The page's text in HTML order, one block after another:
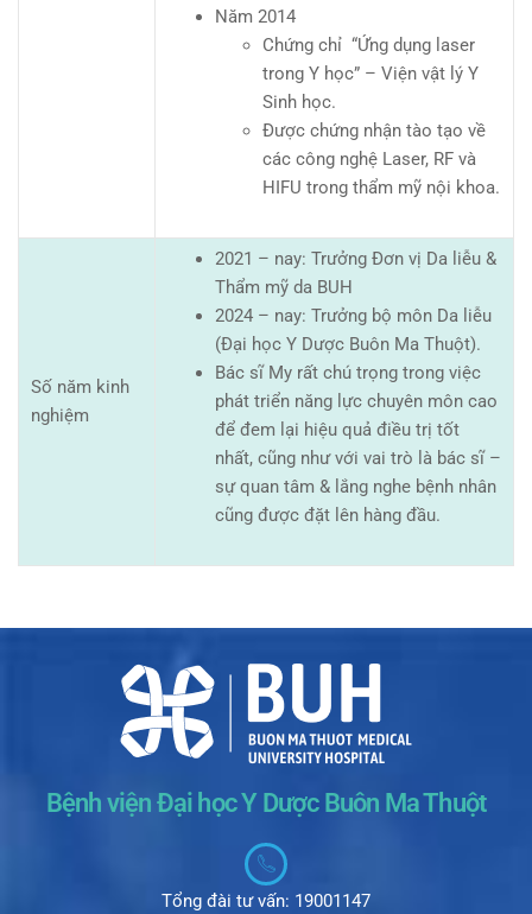
Năm 2014
Chứng chỉ “Ứng dụng laser
trong Y học” – Viện vật lý Y
Sinh học.
Được chứng nhận tào tạo về
các công nghệ Laser, RF và
HIFU trong thẩm mỹ nội khoa.
Số năm kinh
nghiệm
2021 – nay: Trưởng Đơn vị Da liễu &
Thẩm mỹ da BUH
2024 – nay: Trưởng bộ môn Da liễu
(Đại học Y Dược Buôn Ma Thuột).
Bác sĩ My rất chú trọng trong việc
phát triển năng lực chuyên môn cao
để đem lại hiệu quả điều trị tốt
nhất, cũng như với vai trò là bác sĩ –
sự quan tâm & lắng nghe bệnh nhân
cũng được đặt lên hàng đầu.
Bệnh viện Đại học Y Dược Buôn Ma Thuột
Tổng đài tư vấn: 19001147